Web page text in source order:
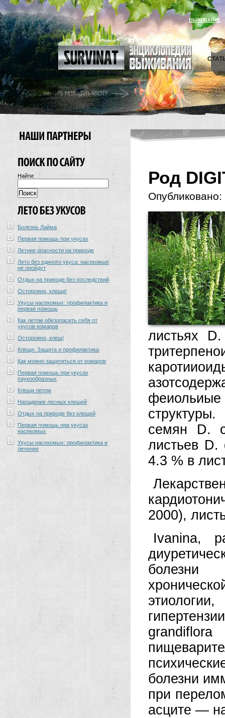
ВЫЖИВАНИЕ
Найти:
Болезнь Лайма
Первая помощь при укусах
Летние опасности на природе
Лето без единого укуса: насекомые
не пройдут
Отдых на природе без последствий
Осторожно, клещи!
Укусы насекомых: профилактика и
первая помощь
Как летом обезопасить себя от
укусов комаров
Осторожно, клещ!
Клещи. Защита и профилактика
Как можно защититься от комаров
Первая помощь при укусах
паукообразных
Клещи летом
Нападение лесных клещей
Отдых на природе без клещей
Первая помощь при укусах
насекомых
Укусы насекомых: профилактика и
лечение
Род
Опубликовано:
листьях
феиольиые
семян D.
листьев
4.3 % в
2000),
Ivanina,
болезни
болезни
при
асците —